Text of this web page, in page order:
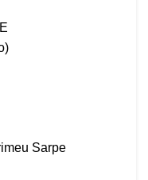
Sarpe